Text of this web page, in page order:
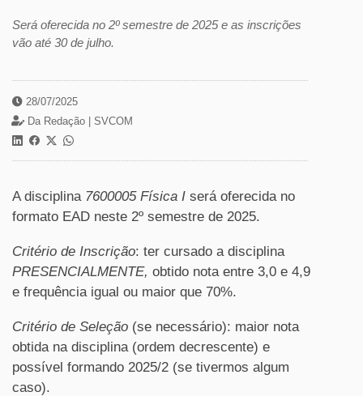
Será oferecida no 2º semestre de 2025 e as inscrições
vão até 30 de julho.
28/07/2025
Da Redação | SVCOM
A disciplina 7600005 Física I será oferecida no
formato EAD neste 2º semestre de 2025.
Critério de Inscrição: ter cursado a disciplina
PRESENCIALMENTE, obtido nota entre 3,0 e 4,9
e frequência igual ou maior que 70%.
Critério de Seleção (se necessário): maior nota
obtida na disciplina (ordem decrescente) e
possível formando 2025/2 (se tivermos algum
caso).